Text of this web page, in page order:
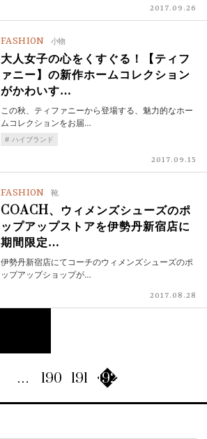
2017.09.26
FASHION 小物
大人女子の心をくすぐる！【ティフ
ァニー】の新作ホームコレクション
がかわいす…
この秋、ティファニーから登場する、魅力的なホー
ムコレクションをお届…
ハイブランド
2017.09.15
FASHION 靴
COACH、ウィメンズシューズのポ
ップアップストアを伊勢丹新宿店に
期間限定…
伊勢丹新宿店にてコーチのウィメンズシューズのポ
ップアップショップが…
2017.08.28
… 190 191 192